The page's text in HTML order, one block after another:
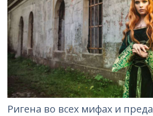
Ригена во всех мифах и